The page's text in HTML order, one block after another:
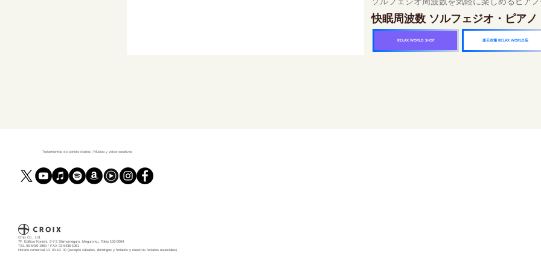
快眠周波数 ソルフェジオ・ピア
RELAX WORLD SHOP 楽天市場 RELAX WORLD店
Tratamientos de sonido diarios | Música y video curativos
Croix Co., Ltd.
7F, Edificio Konishi, 3-7-2 Shimomeguro, Meguro-ku, Tokio 153-0064
TEL 03-5436-1960 / FAX 03-5436-1961
Horario comercial 10: 00-19: 00 (excepto sábados, domingos y feriados y nuestros feriados especiales)